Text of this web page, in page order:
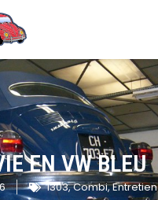
EN VW BLEU
1303,Combi,Entretien